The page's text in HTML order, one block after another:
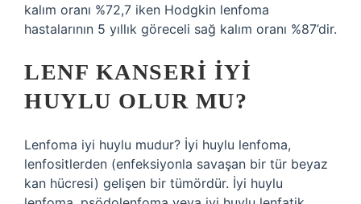
kalım oranı %72,7 iken Hodgkin lenfoma
hastalarının 5 yıllık göreceli sağ kalım oranı %87’dir.
LENF KANSERI IYI
HUYLU OLUR MU?
Lenfoma iyi huylu mudur? İyi huylu lenfoma,
lenfositlerden (enfeksiyonla savaşan bir tür beyaz
kan hücresi) gelişen bir tümördür. İyi huylu